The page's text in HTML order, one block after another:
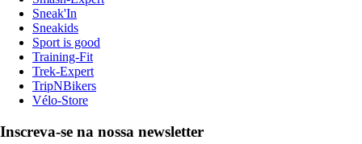
Sneak'In
Sneakids
Sport is good
Training-Fit
Trek-Expert
TripNBikers
Vélo-Store
Inscreva-se na nossa newsletter